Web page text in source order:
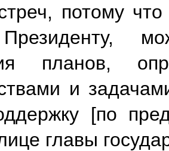
потому
планов,
и
[по
главы